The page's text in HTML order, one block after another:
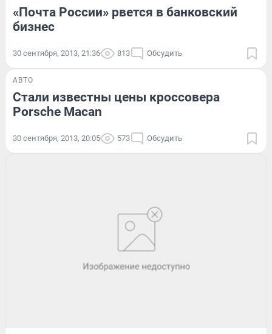
«Почта России» рвется в банковский
бизнес
30 сентября, 2013, 21:36 813 Обсудить
АВТО
Стали известны цены кроссовера
Porsche Macan
30 сентября, 2013, 20:05 573 Обсудить